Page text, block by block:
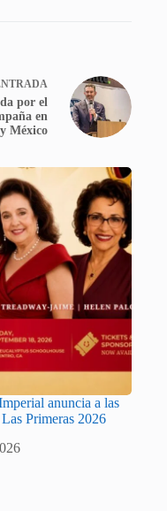
por el
en
México
anuncia a las
Primeras 2026